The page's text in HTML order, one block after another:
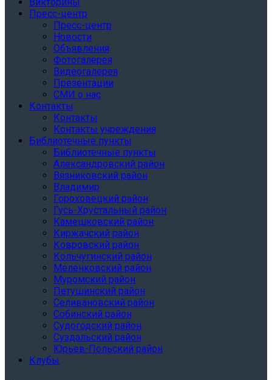
Викторины
Пресс-центр
Пресс-центр
Новости
Объявления
Фотогалерея
Видеогалерея
Презентации
СМИ о нас
Контакты
Контакты
Контакты учреждения
Библиотечные пункты
Библиотечные пункты
Александровский район
Вязниковский район
Владимир
Гороховецкий район
Гусь-Хрустальный район
Камешковский район
Киржачский район
Ковровский район
Кольчугинский район
Меленковский район
Муромский район
Петушинский район
Селивановский район
Собинский район
Судогодский район
Суздальский район
Юрьев-Польский район
Клубы